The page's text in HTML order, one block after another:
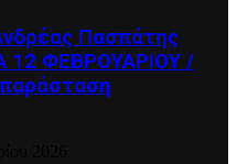
Πασπάτης
12 ΦΕΒΡΟΥΑΡΙΟΥ /